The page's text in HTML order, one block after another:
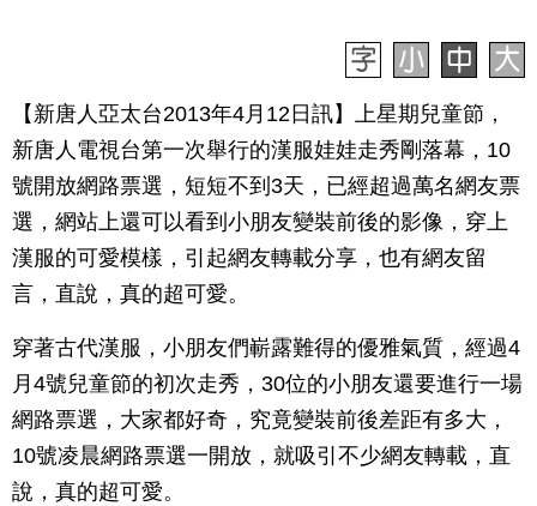
【新唐人亞太台2013年4月12日訊】上星期兒童節，
新唐人電視台第一次舉行的漢服娃娃走秀剛落幕，10
號開放網路票選，短短不到3天，已經超過萬名網友票
選，網站上還可以看到小朋友變裝前後的影像，穿上
漢服的可愛模樣，引起網友轉載分享，也有網友留
言，直說，真的超可愛。
穿著古代漢服，小朋友們嶄露難得的優雅氣質，經過4
月4號兒童節的初次走秀，30位的小朋友還要進行一場
網路票選，大家都好奇，究竟變裝前後差距有多大，
10號凌晨網路票選一開放，就吸引不少網友轉載，直
說，真的超可愛。